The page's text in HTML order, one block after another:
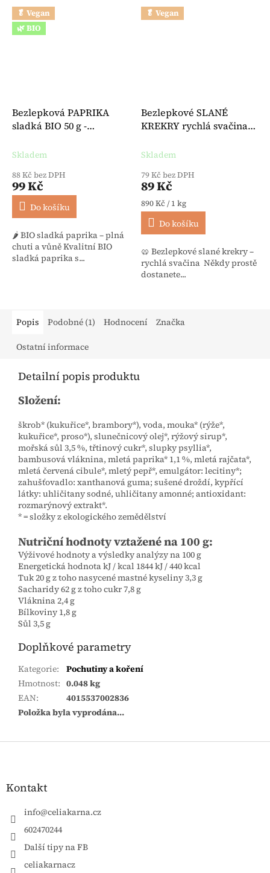
🥬 Vegan
🌿 BIO
Bezlepková PAPRIKA
sladká BIO 50 g -
Skladem
88 Kč bez DPH
99 Kč
Do košíku
🌶️ BIO sladká paprika – plná
chuti a vůně Kvalitní BIO
sladká paprika s...
🥬 Vegan
Bezlepkové SLANÉ
KREKRY rychlá svačina
Skladem
79 Kč bez DPH
89 Kč
Měrná cena:
890 Kč / 1 kg
Do košíku
🥨 Bezlepkové slané krekry –
rychlá svačina Někdy prostě
dostanete...
Popis Podobné (1) Hodnocení Značka
Ostatní informace
Detailní popis produktu
Složení:
škrob* (kukuřice*, brambory*), voda, mouka* (rýže*,
kukuřice*, proso*), slunečnicový olej*, rýžový sirup*,
mořská sůl 3,5 %, třtinový cukr*, slupky psyllia*,
bambusová vláknina, mletá paprika* 1,1 %, mletá rajčata*,
mletá červená cibule*, mletý pepř*, emulgátor: lecitiny*;
zahušťovadlo: xanthanová guma; sušené droždí, kypřící
látky: uhličitany sodné, uhličitany amonné; antioxidant:
rozmarýnový extrakt*.
* = složky z ekologického zemědělství
Nutriční hodnoty vztažené na 100 g:
Výživové hodnoty a výsledky analýzy na 100 g
Energetická hodnota kJ / kcal 1844 kJ / 440 kcal
Tuk 20 g z toho nasycené mastné kyseliny 3,3 g
Sacharidy 62 g z toho cukr 7,8 g
Vláknina 2,4 g
Bílkoviny 1,8 g
Sůl 3,5 g
Doplňkové parametry
Kategorie:
Pochutiny a koření
Hmotnost: 0.048 kg
EAN:
4015537002836
Položka byla vyprodána…
Zápatí
Kontakt
info@celiakarna.cz
602470244
Další tipy na FB
celiakarnacz